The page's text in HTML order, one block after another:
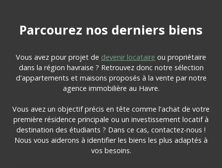
Parcourez nos derniers biens
Vous avez pour projet de devenir locataire ou propriétaire
dans la région havraise ? Retrouvez donc notre sélection
d'appartements et maisons proposés à la vente par notre
agence immobilière au Havre.
Vous avez un objectif précis en tête comme l'achat de votre
première résidence principale ou un investissement locatif à
destination des étudiants ? Dans ce cas, contactez-nous !
Nous vous aiderons à identifier les biens les plus adaptés à
vos besoins.